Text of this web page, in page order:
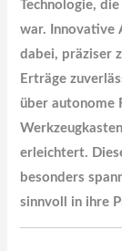
Technologie,
war. Innovative
dabei, präziser
Erträge
über autonome
erleichtert.
besonders
sinnvoll in ihre